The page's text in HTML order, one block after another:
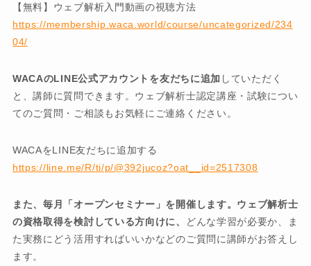
【無料】ウェブ解析入門動画の視聴方法
https://membership.waca.world/course/uncategorized/234
04/
WACAのLINE公式アカウントを友だちに追加 していただく
と、講師に質問できます。ウェブ解析士認定講座・試験につい
てのご質問・ご相談もお気軽にご連絡ください。
WACAをLINE友だちに追加する
https://line.me/R/ti/p/@392jucoz?oat__id=2517308
また、毎月「オープンセミナー」を開催します。ウェブ解析士
の資格取得を検討している方向けに、
どんな学習が必要か、ま
た実務にどう活用すればいいかなどのご質問に講師がお答えし
ます。